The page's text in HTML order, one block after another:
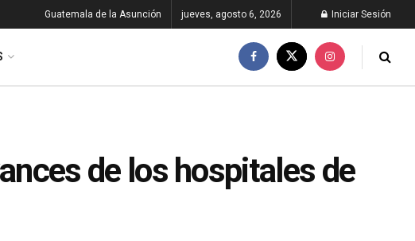
Guatemala de la Asunción jueves, agosto 6, 2026 Iniciar Sesión
de los hospitales de